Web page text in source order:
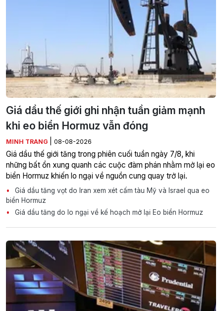
Giá dầu thế giới ghi nhận tuần giảm mạnh
khi eo biển Hormuz vẫn đóng
MINH TRANG 08-08-2026
Giá dầu thế giới tăng trong phiên cuối tuần ngày 7/8, khi
những bất ổn xung quanh các cuộc đàm phán nhằm mở lại eo
biển Hormuz khiến lo ngại về nguồn cung quay trở lại.
Giá dầu tăng vọt do Iran xem xét cấm tàu Mỹ và Israel qua eo
biển Hormuz
Giá dầu tăng do lo ngại về kế hoạch mở lại Eo biển Hormuz